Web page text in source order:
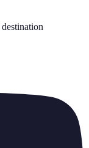
destination